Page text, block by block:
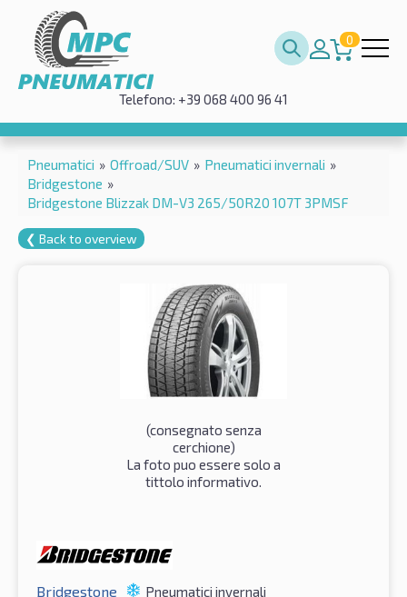
0
Telefono: +39 068 400 96 41
Pneumatici » Offroad/SUV » Pneumatici invernali »
Bridgestone »
Bridgestone Blizzak DM-V3 265/50R20 107T 3PMSF
❮ Back to overview
(consegnato senza
cerchione)
La foto puo essere solo a
tittolo informativo.
Bridgestone Pneumatici invernali